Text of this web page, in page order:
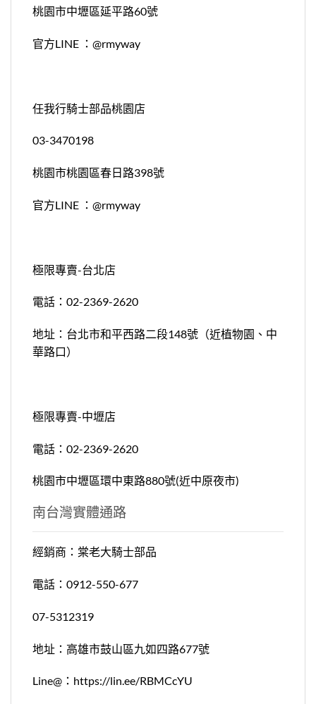
桃園市中壢區延平路60號
官方LINE ：@rmyway
任我行騎士部品桃園店
03-3470198
桃園市桃園區春日路398號
官方LINE ：@rmyway
極限專賣-台北店
電話：02-2369-2620
地址：台北市和平西路二段148號（近植物園、中
華路口）
極限專賣-中壢店
電話：02-2369-2620
桃園市中壢區環中東路880號(近中原夜市)
南台灣實體通路
經銷商：棠老大騎士部品
電話：0912-550-677
07-5312319
地址：高雄市鼓山區九如四路677號
Line@：https://lin.ee/RBMCcYU